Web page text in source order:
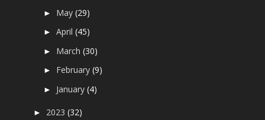
► May(29)
►April(45)
► March(30)
► February(9)
► January(4)
► 2023(32)